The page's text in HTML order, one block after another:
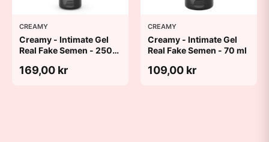
CREAMY
Creamy - Intimate Gel
Real Fake Semen - 250
169,00 kr
CREAMY
Creamy - Intimate Gel
Real Fake Semen - 70 ml
109,00 kr